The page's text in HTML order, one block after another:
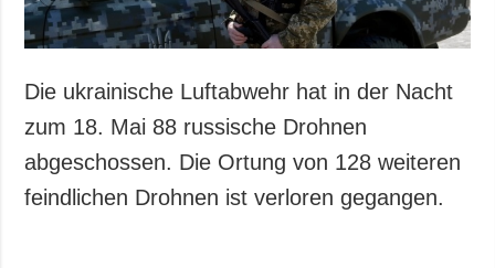
Notstand und
Notfälle
ZUSÄTZLICH
Veröffentlichungen
Interview
Fotos
LEISTUNGEN
Abonnement
Fotobank
Die ukrainische Luftabwehr hat in der Nacht
zum 18. Mai 88 russische Drohnen
abgeschossen. Die Ortung von 128 weiteren
feindlichen Drohnen ist verloren gegangen.